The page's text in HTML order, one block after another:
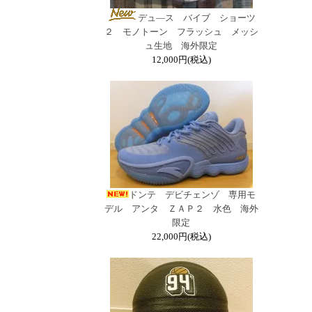
デュ―ス バイブ ショーツ
２ モノトーン フラッシュ メッシ
ュ生地 海外限定
12,000円(税込)
ドンテ デビチェンゾ 専用モ
デル アンタ ＺＡＰ２ 水色 海外
限定
22,000円(税込)